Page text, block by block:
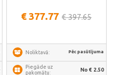
€ 377.77 € 397.65
Noliktavā: Pēc pasūtījuma
Piegāde uz
pakomātu:
No € 2.50